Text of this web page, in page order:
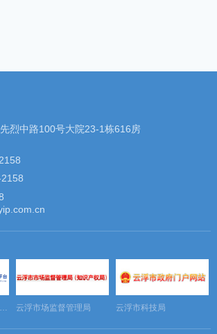
烈中路100号大院23-1栋616房
云浮市知识产权信息公共服务平台 云浮市场监督管理局 云浮市科技局